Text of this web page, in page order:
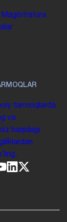
Magistratura
tarmoqlarda
va
haqidagi